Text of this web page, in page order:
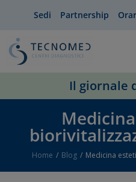
Sedi Partnership
Il giornale
You are here:
Home Blog Medicina